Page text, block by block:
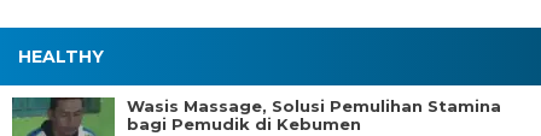
HEALTHY
Wasis Massage, Solusi Pemulihan Stamina
bagi Pemudik di Kebumen